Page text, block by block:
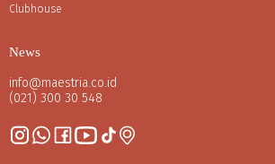
Clubhouse
News
info@maestria.co.id
(021) 300 30 548